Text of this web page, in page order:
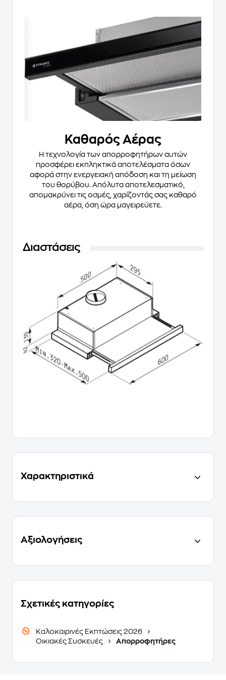
Καθαρός Αέρας
Η τεχνολογία των απορροφητήρων αυτών
προσφέρει εκπληκτικά αποτελέσματα όσων
αφορά στην ενεργειακή απόδοση και τη μείωση
του θορύβου. Απόλυτα αποτελεσματικό,
απομακρύνει τις οσμές, χαρίζοντάς σας καθαρό
αέρα, όση ώρα μαγειρεύετε.
Διαστάσεις
Χαρακτηριστικά
Αξιολογήσεις
Σχετικές κατηγορίες
Καλοκαιρινές Εκπτώσεις 2026
Οικιακές Συσκευές
Απορροφητήρες